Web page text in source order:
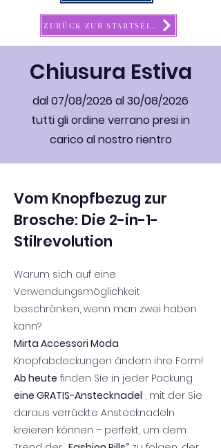
Chiusura Estiva
dal 07/08/2026 al 30/08/2026
tutti gli ordine verrano presi in
carico al nostro rientro
Vom Knopfbezug zur
Brosche: Die 2-in-1-
Stilrevolution
Warum sich auf eine
Verwendungsmöglichkeit
beschränken, wenn man zwei haben
kann?
Mirta Accessori Moda
Knopfabdeckungen ändern ihre Form!
Ab heute finden Sie in jeder Packung
eine GRATIS-Anstecknadel , mit der Sie
daraus verrückte Anstecknadeln
kreieren können – perfekt, um dem